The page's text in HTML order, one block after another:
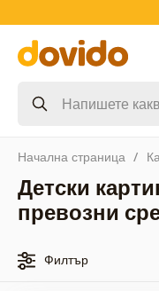
Начална страница
Детски
превозни
Филтър